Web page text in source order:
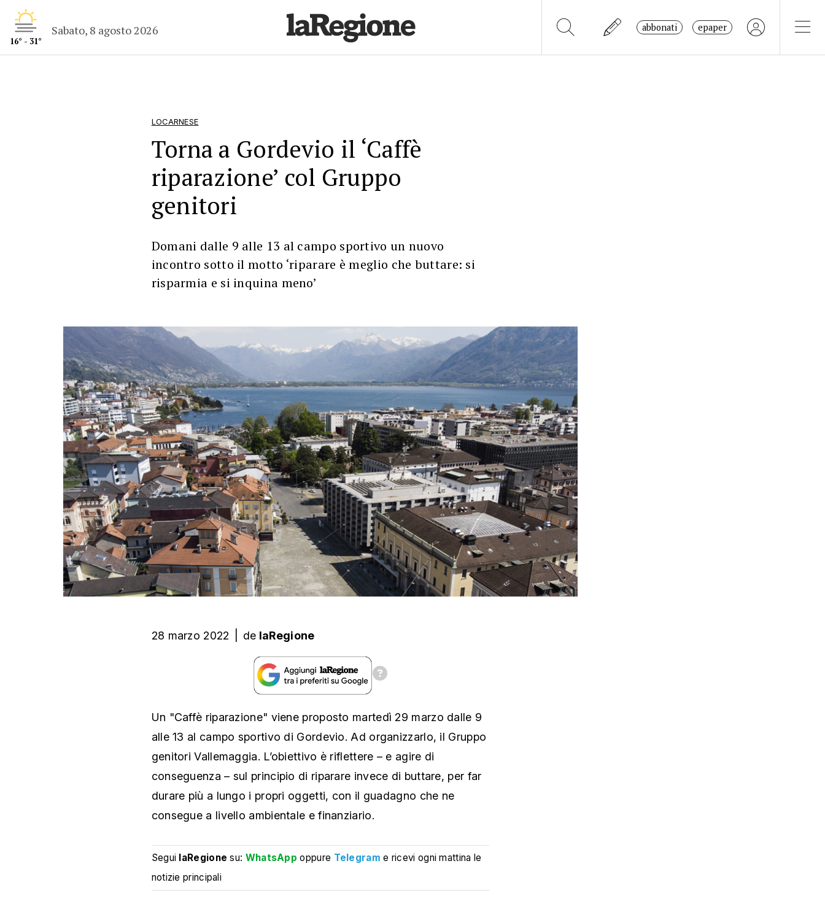
16° - 31°
Sabato, 8 agosto 2026 abbonati epaper
LOCARNESE
Torna a Gordevio il ‘Caffè
riparazione’ col Gruppo
genitori
Domani dalle 9 alle 13 al campo sportivo un nuovo
incontro sotto il motto ‘riparare è meglio che buttare: si
risparmia e si inquina meno’
28 marzo 2022 de laRegione
Un "Caffè riparazione" viene proposto martedì 29 marzo dalle 9
alle 13 al campo sportivo di Gordevio. Ad organizzarlo, il Gruppo
genitori Vallemaggia. L’obiettivo è riflettere – e agire di
conseguenza – sul principio di riparare invece di buttare, per far
durare più a lungo i propri oggetti, con il guadagno che ne
consegue a livello ambientale e finanziario.
Segui laRegione su: WhatsApp oppure Telegram e ricevi ogni mattina le
notizie principali